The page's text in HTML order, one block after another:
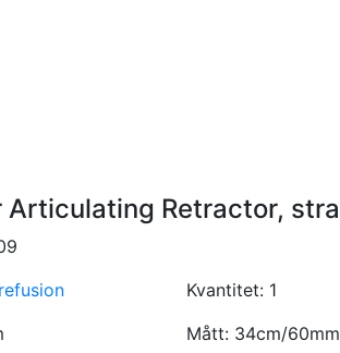
Articulating Retractor,
Kvantitet: 1
Mått: 34cm/60mm